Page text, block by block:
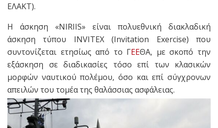
ΕΛΑΚΤ).
Η άσκηση «NIRIIS» είναι πολυεθνική διακλαδική
άσκηση τύπου INVITEX (Invitation Exercise) που
συντονίζεται ετησίως από το ΓΕΕΘΑ, με σκοπό την
εξάσκηση σε διαδικασίες τόσο επί των κλασικών
μορφών ναυτικού πολέμου, όσο και επί σύγχρονων
απειλών του τομέα της θαλάσσιας ασφάλειας.